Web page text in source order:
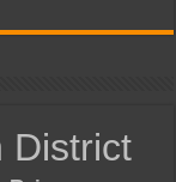
District